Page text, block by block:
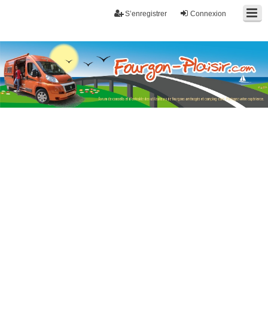
Connexion
S’enregistrer
Fourgon-plaisir.com
Forum de conseils et d'entraide des utilisateurs de fourgons, fourgons
aménagés, vans et de camping-car. Partagez votre expérience.